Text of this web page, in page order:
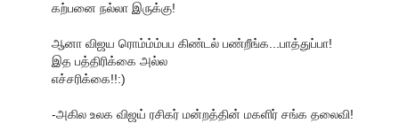
கற்பனை நல்லா இருக்கு!
ஆனா விஜய ரொம்ம்ம்பப கிண்டல் பண்றீங்க...பாத்துப்பா!
இத பத்திரிக்கை அல்ல
எச்சரிக்கை!!:)
-அகில உலக விஜய் ரசிகர் மன்றத்தின் மகளிர் சங்க தலைவி!